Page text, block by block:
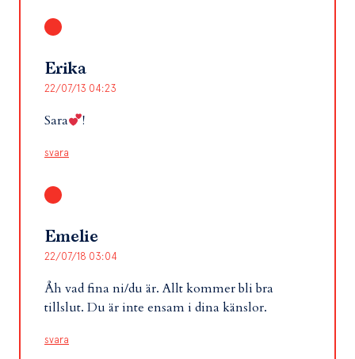
Erika
22/07/13 04:23
Sara !
svara
Emelie
22/07/18 03:04
Åh vad fina ni/du är. Allt kommer bli bra
tillslut. Du är inte ensam i dina känslor.
svara